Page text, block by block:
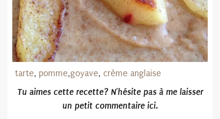
tarte, pomme,goyave, crème anglaise
Tu aimes cette recette? N’hésite pas à me laisser
un petit commentaire ici.